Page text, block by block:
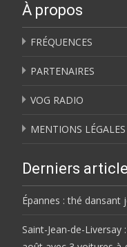
À propos
FRÉQUENCES
PARTENAIRES
VOG RADIO
MENTIONS LÉGALES
Derniers
Épannes : thé dansant
Saint-Jean-de-